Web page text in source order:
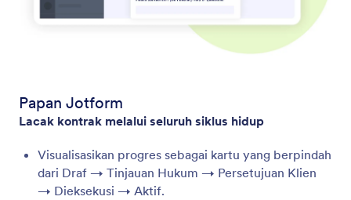
Papan Jotform
Lacak kontrak melalui seluruh siklus hidup
Visualisasikan progres sebagai kartu yang berpindah
dari Draf → Tinjauan Hukum → Persetujuan Klien
→ Dieksekusi → Aktif.